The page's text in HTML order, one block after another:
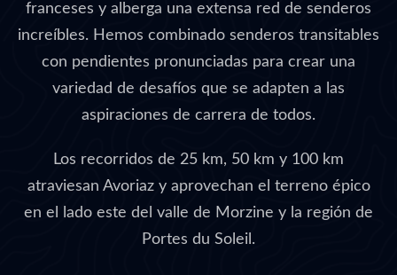
franceses y alberga una extensa red de senderos
increíbles. Hemos combinado senderos transitables
con pendientes pronunciadas para crear una
variedad de desafíos que se adapten a las
aspiraciones de carrera de todos.
Los recorridos de 25 km, 50 km y 100 km
atraviesan Avoriaz y aprovechan el terreno épico
en el lado este del valle de Morzine y la región de
Portes du Soleil.